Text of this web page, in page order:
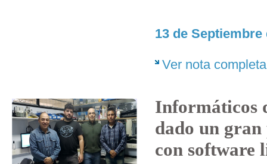
13 de Septiembre
Ver nota completa
Informáticos
dado un
con software